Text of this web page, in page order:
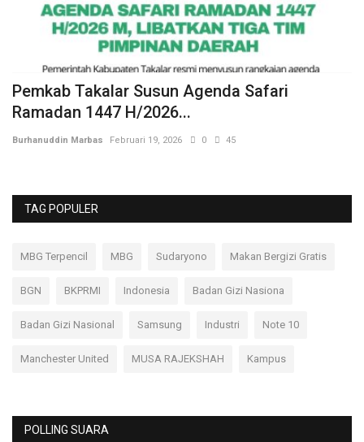
Pemkab Takalar Susun Agenda Safari
Ramadan 1447 H/2026...
Burhanuddin Marbas Februari 19, 2026 0 45
TAG POPULER
MBG Terpencil MBG Sudaryono Makan Bergizi Gratis
BGN BKPRMI Indonesia Badan Gizi Nasiona
Badan Gizi Nasional Samsung Industri Note 10
Manchester United MUSA RAJEKSHAH Kampus
POLLING SUARA